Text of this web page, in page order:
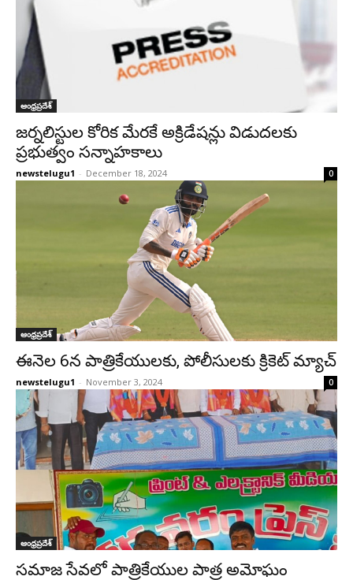
ఆంధ్రప్రదేశ్‌
జర్నలిస్టుల కోరిక మేరకే అక్రిడేషన్లు విడుదలకు
ప్రభుత్వం సన్నాహకాలు
newstelugu1 - December 18, 2024 0
ఆంధ్రప్రదేశ్‌
ఈనెల 6న పాత్రికేయులకు, పోలీసులకు క్రికెట్ మ్యాచ్
newstelugu1 - November 3, 2024 0
ఆంధ్రప్రదేశ్‌
సమాజ సేవలో పాత్రికేయుల పాత్ర అమోఘం